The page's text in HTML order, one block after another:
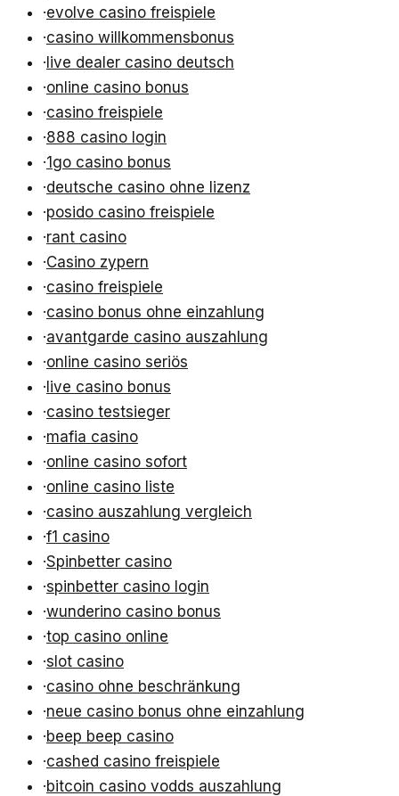
·evolve casino freispiele
·casino willkommensbonus
·live dealer casino deutsch
·online casino bonus
·casino freispiele
·888 casino login
·1go casino bonus
·deutsche casino ohne lizenz
·posido casino freispiele
·rant casino
·Casino zypern
·casino freispiele
·casino bonus ohne einzahlung
·avantgarde casino auszahlung
·online casino seriös
·live casino bonus
·casino testsieger
·mafia casino
·online casino sofort
·online casino liste
·casino auszahlung vergleich
·f1 casino
·Spinbetter casino
·spinbetter casino login
·wunderino casino bonus
·top casino online
·slot casino
·casino ohne beschränkung
·neue casino bonus ohne einzahlung
·beep beep casino
·cashed casino freispiele
·bitcoin casino vodds auszahlung